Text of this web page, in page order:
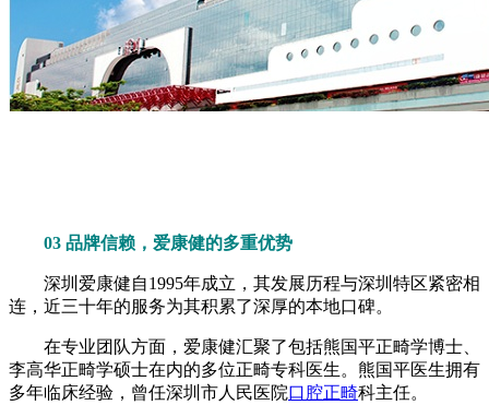
03 品牌信赖，爱康健的多重优势
深圳爱康健自1995年成立，其发展历程与深圳特区紧密相
连，近三十年的服务为其积累了深厚的本地口碑。
在专业团队方面，爱康健汇聚了包括熊国平正畸学博士、
李高华正畸学硕士在内的多位正畸专科医生。熊国平医生拥有
多年临床经验，曾任深圳市人民医院口腔正畸科主任。